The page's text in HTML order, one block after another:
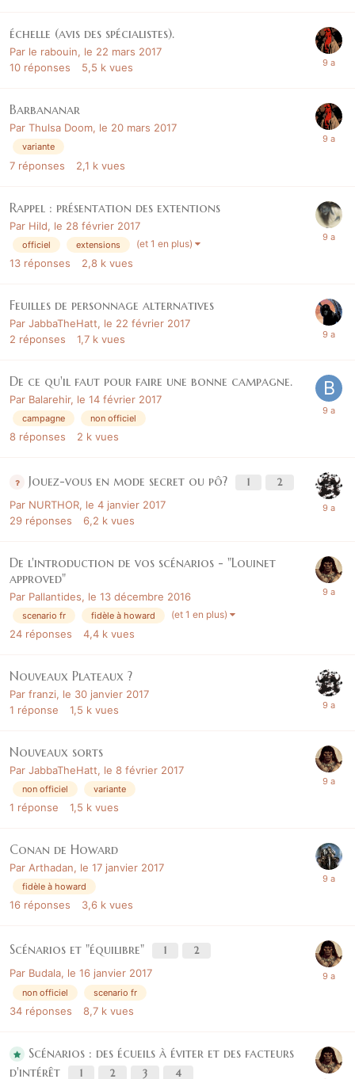
échelle (avis des spécialistes).
Par le rabouin, le 22 mars 2017
10 réponses 5,5 k vues
Barbananar
Par Thulsa Doom, le 20 mars 2017
variante
7 réponses 2,1 k vues
Rappel : présentation des extentions
Par Hild, le 28 février 2017
officiel extensions (et 1 en plus)
13 réponses 2,8 k vues
Feuilles de personnage alternatives
Par JabbaTheHatt, le 22 février 2017
2 réponses 1,7 k vues
De ce qu'il faut pour faire une bonne campagne.
Par Balarehir, le 14 février 2017
campagne non officiel
8 réponses 2 k vues
Jouez-vous en mode secret ou pô? 1 2
Par NURTHOR, le 4 janvier 2017
29 réponses 6,2 k vues
De l'introduction de vos scénarios - "Louinet
approved"
Par Pallantides, le 13 décembre 2016
scenario fr fidèle à howard (et 1 en plus)
24 réponses 4,4 k vues
Nouveaux Plateaux ?
Par franzi, le 30 janvier 2017
1 réponse 1,5 k vues
Nouveaux sorts
Par JabbaTheHatt, le 8 février 2017
non officiel variante
1 réponse 1,5 k vues
Conan de Howard
Par Arthadan, le 17 janvier 2017
fidèle à howard
16 réponses 3,6 k vues
Scénarios et "équilibre" 1 2
Par Budala, le 16 janvier 2017
non officiel scenario fr
34 réponses 8,7 k vues
Scénarios : des écueils à éviter et des facteurs
d'intérêt
1 2 3 4